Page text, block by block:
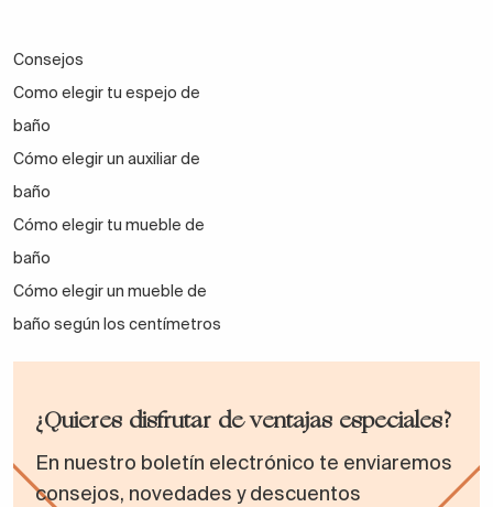
Consejos
Como elegir tu espejo de
baño
Cómo elegir un auxiliar de
baño
Cómo elegir tu mueble de
baño
Cómo elegir un mueble de
baño según los centímetros
¿Quieres disfrutar de ventajas especiales?
En nuestro boletín electrónico te enviaremos
consejos, novedades y descuentos